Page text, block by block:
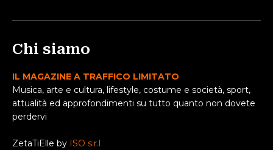
Chi siamo
IL MAGAZINE A TRAFFICO LIMITATO
Musica, arte e cultura, lifestyle, costume e società, sport,
attualità ed approfondimenti su tutto quanto non dovete
perdervi
ZetaTiElle by ISO s.r.l